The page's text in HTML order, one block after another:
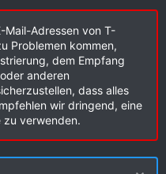
Mail-Adressen von T-
Problemen kommen,
dem Empfang
anderen
dass alles
wir dringend, eine
zu verwenden.